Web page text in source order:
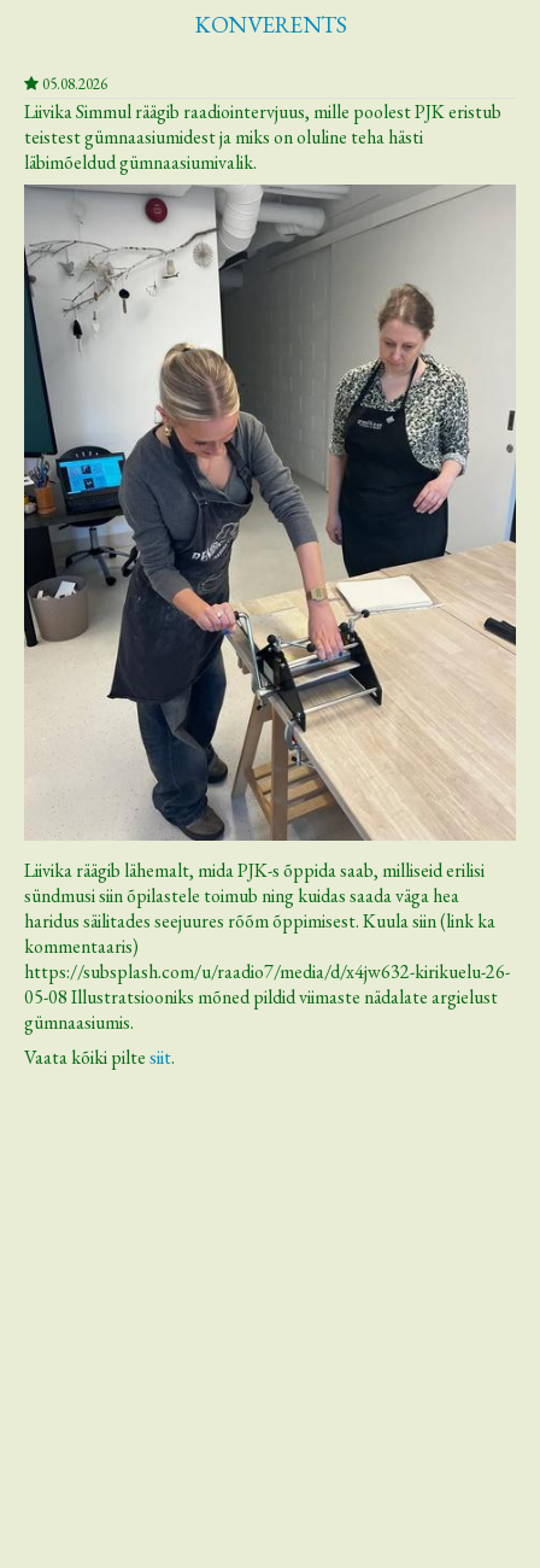
KONVERENTS
05.08.2026
Liivika Simmul räägib raadiointervjuus, mille poolest PJK eristub
teistest gümnaasiumidest ja miks on oluline teha hästi
läbimõeldud gümnaasiumivalik.
Liivika räägib lähemalt, mida PJK-s õppida saab, milliseid erilisi
sündmusi siin õpilastele toimub ning kuidas saada väga hea
haridus säilitades seejuures rõõm õppimisest. Kuula siin (link ka
kommentaaris)
https://subsplash.com/u/raadio7/media/d/x4jw632-kirikuelu-26-
05-08 Illustratsiooniks mõned pildid viimaste nädalate argielust
gümnaasiumis.
Vaata kõiki piltesiit.